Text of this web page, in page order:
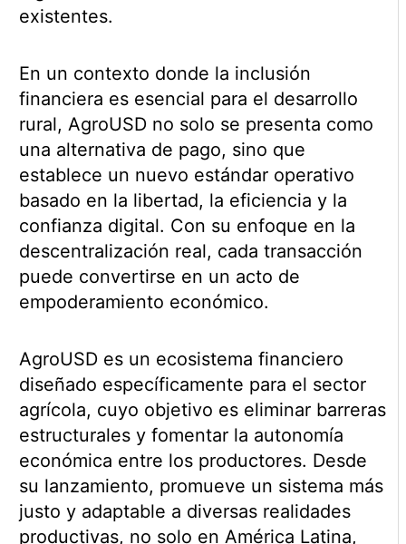
existentes.
En un contexto donde la inclusión
financiera es esencial para el desarrollo
rural, AgroUSD no solo se presenta como
una alternativa de pago, sino que
establece un nuevo estándar operativo
basado en la libertad, la eficiencia y la
confianza digital. Con su enfoque en la
descentralización real, cada transacción
puede convertirse en un acto de
empoderamiento económico.
AgroUSD es un ecosistema financiero
diseñado específicamente para el sector
agrícola, cuyo objetivo es eliminar barreras
estructurales y fomentar la autonomía
económica entre los productores. Desde
su lanzamiento, promueve un sistema más
justo y adaptable a diversas realidades
productivas, no solo en América Latina,